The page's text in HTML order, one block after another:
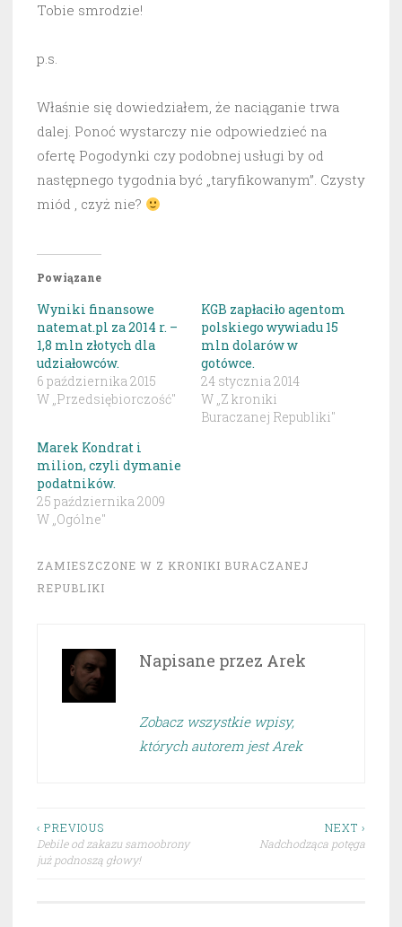
Tobie smrodzie!
p.s.
Właśnie się dowiedziałem, że naciąganie trwa
dalej. Ponoć wystarczy nie odpowiedzieć na
ofertę Pogodynki czy podobnej usługi by od
następnego tygodnia być „taryfikowanym”. Czysty
miód , czyż nie?
Powiązane
Wyniki finansowe
natemat.pl za 2014 r. –
1,8 mln złotych dla
udziałowców.
6 października 2015
W „Przedsiębiorczość"
KGB zapłaciło agentom
polskiego wywiadu 15
mln dolarów w
gotówce.
24 stycznia 2014
W „Z kroniki
Buraczanej Republiki"
Marek Kondrat i
milion, czyli dymanie
podatników.
25 października 2009
W „Ogólne"
ZAMIESZCZONE W Z KRONIKI BURACZANEJ
REPUBLIKI
Napisane przez Arek
Zobacz wszystkie wpisy,
których autorem jest Arek
Nawigacja
wpisu
‹ PREVIOUS
Debile od zakazu samoobrony
już podnoszą głowy!
NEXT ›
Nadchodząca potęga